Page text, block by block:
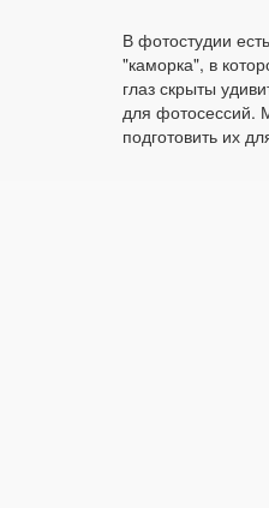
В фотостудии
"каморка", в
глаз скрыты
для
подготовить их